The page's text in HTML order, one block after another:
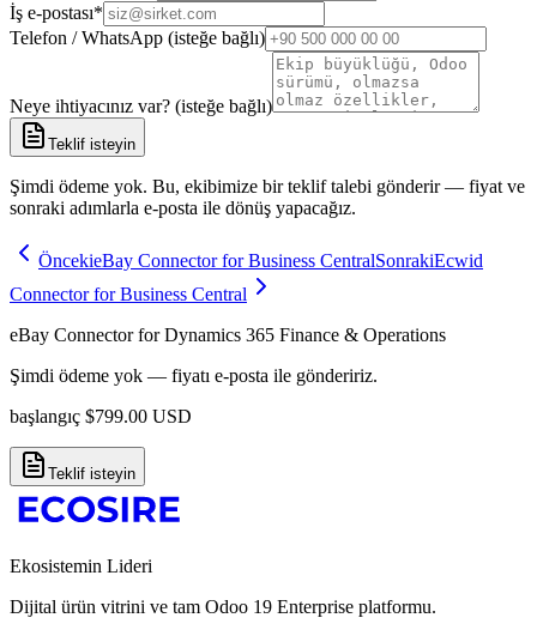
İş e-postası*
Telefon / WhatsApp (isteğe bağlı)
Neye ihtiyacınız var? (isteğe bağlı)
Teklif isteyin
Şimdi ödeme yok. Bu, ekibimize bir teklif talebi gönderir — fiyat ve
sonraki adımlarla e-posta ile dönüş yapacağız.
ÖncekieBay Connector for Business CentralSonrakiEcwid
Connector for Business Central
eBay Connector for Dynamics 365 Finance & Operations
Şimdi ödeme yok — fiyatı e-posta ile göndeririz.
başlangıç $799.00 USD
Teklif isteyin
Ekosistemin Lideri
Dijital ürün vitrini ve tam Odoo 19 Enterprise platformu.